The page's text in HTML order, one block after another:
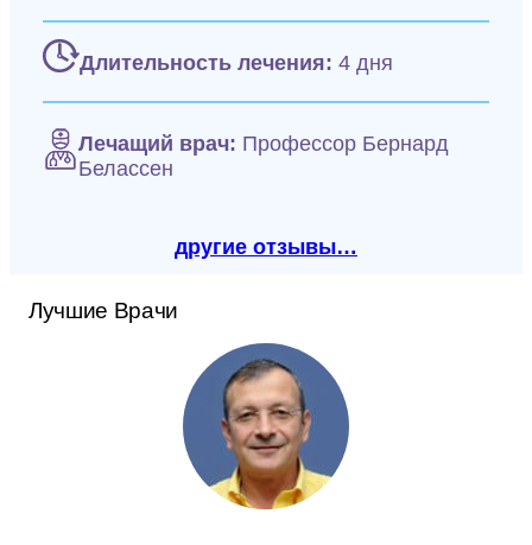
Длительность лечения: 4 дня
Лечащий врач: Профессор Бернард
Белассен
другие отзывы…
Лучшие Врачи